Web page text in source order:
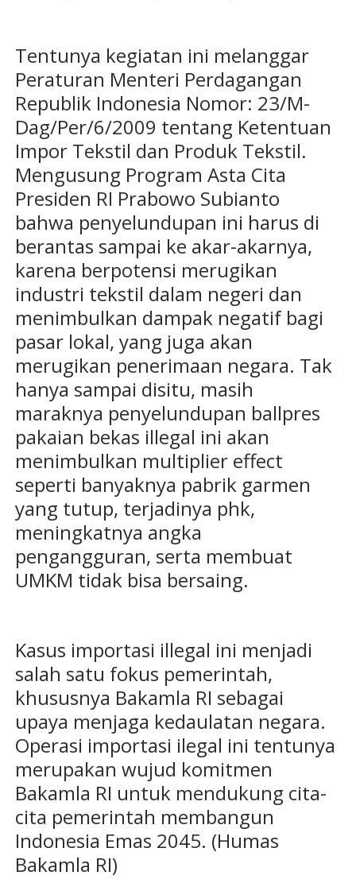
Tentunya kegiatan ini melanggar
Peraturan Menteri Perdagangan
Republik Indonesia Nomor: 23/M-
Dag/Per/6/2009 tentang Ketentuan
Impor Tekstil dan Produk Tekstil.
Mengusung Program Asta Cita
Presiden RI Prabowo Subianto
bahwa penyelundupan ini harus di
berantas sampai ke akar-akarnya,
karena berpotensi merugikan
industri tekstil dalam negeri dan
menimbulkan dampak negatif bagi
pasar lokal, yang juga akan
merugikan penerimaan negara. Tak
hanya sampai disitu, masih
maraknya penyelundupan ballpres
pakaian bekas illegal ini akan
menimbulkan multiplier effect
seperti banyaknya pabrik garmen
yang tutup, terjadinya phk,
meningkatnya angka
pengangguran, serta membuat
UMKM tidak bisa bersaing.
Kasus importasi illegal ini menjadi
salah satu fokus pemerintah,
khususnya Bakamla RI sebagai
upaya menjaga kedaulatan negara.
Operasi importasi ilegal ini tentunya
merupakan wujud komitmen
Bakamla RI untuk mendukung cita-
cita pemerintah membangun
Indonesia Emas 2045. (Humas
Bakamla RI)